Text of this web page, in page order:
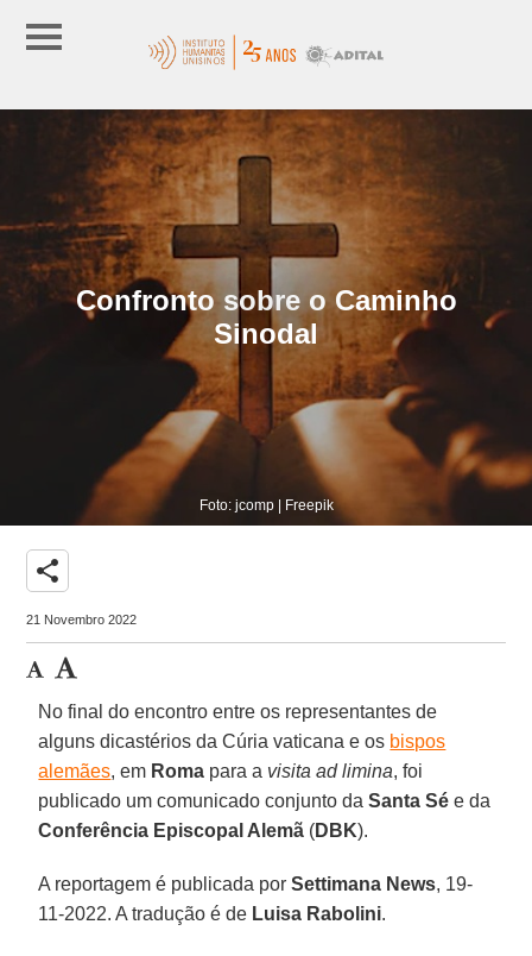
Confronto sobre o Caminho
Sinodal
Foto: jcomp | Freepik
share
21 Novembro 2022
No final do encontro entre os representantes de
alguns dicastérios da Cúria vaticana e os bispos
alemães, em Roma para a visita ad limina, foi
publicado um comunicado conjunto daSanta Sé e da
Conferência Episcopal Alemã (DBK).
A reportagem é publicada porSettimana News, 19-
11-2022. A tradução é de Luisa Rabolini.